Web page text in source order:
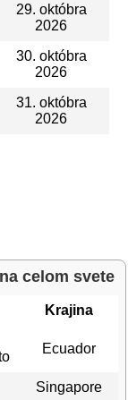
29. októbra
2026
30. októbra
2026
31. októbra
2026
celom svete
Krajina
Ecuador
Singapore